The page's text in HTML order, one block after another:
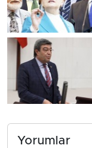
Yorumlar